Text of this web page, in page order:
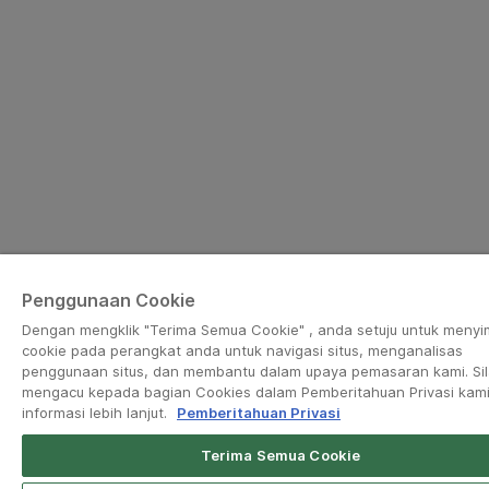
Penggunaan Cookie
Dengan mengklik "Terima Semua Cookie" , anda setuju untuk
cookie pada perangkat anda untuk navigasi situs, menganalisas
penggunaan situs, dan membantu dalam upaya pemasaran kami.
mengacu kepada bagian Cookies dalam Pemberitahuan Privasi
informasi lebih lanjut.
Pemberitahuan Privasi
Terima Semua Cookie